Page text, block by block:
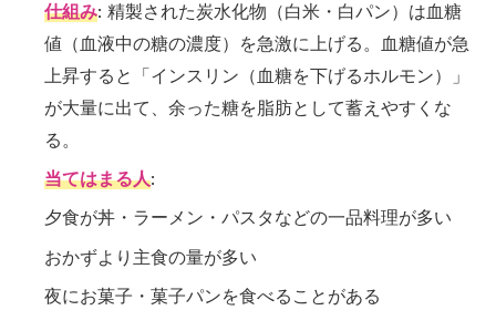
仕組み: 精製された炭水化物（白米・白パン）は血糖
値（血液中の糖の濃度）を急激に上げる。血糖値が急
上昇すると「インスリン（血糖を下げるホルモン）」
が大量に出て、余った糖を脂肪として蓄えやすくな
る。
当てはまる人:
夕食が丼・ラーメン・パスタなどの一品料理が多い
おかずより主食の量が多い
夜にお菓子・菓子パンを食べることがある